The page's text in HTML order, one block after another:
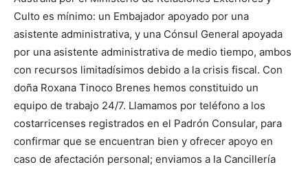
Culto es mínimo: un Embajador apoyado por una
asistente administrativa, y una Cónsul General apoyada
por una asistente administrativa de medio tiempo, ambos
con recursos limitadísimos debido a la crisis fiscal. Con
doña Roxana Tinoco Brenes hemos constituido un
equipo de trabajo 24/7. Llamamos por teléfono a los
costarricenses registrados en el Padrón Consular, para
confirmar que se encuentran bien y ofrecer apoyo en
caso de afectación personal; enviamos a la Cancillería